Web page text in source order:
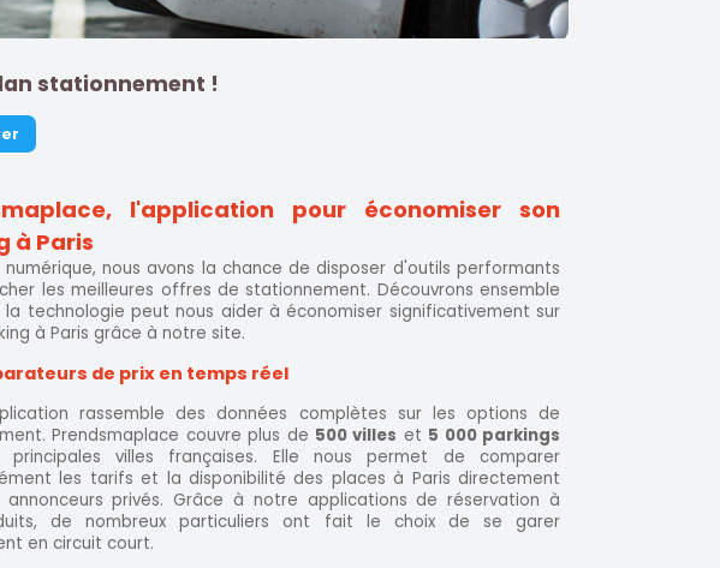
stationnement !
l'application pour économiser son
à Paris
nous avons la chance de disposer d'outils performants
les meilleures offres de stationnement. Découvrons ensemble
la technologie peut nous aider à économiser significativement sur
à Paris grâce à notre site.
de prix en temps réel
rassemble des données complètes sur les options de
Prendsmaplace couvre plus de 500 villes et 5 000 parkings
principales villes françaises. Elle nous permet de comparer
les tarifs et la disponibilité des places à Paris directement
annonceurs privés. Grâce à notre applications de réservation à
de nombreux particuliers ont fait le choix de se garer
en circuit court.